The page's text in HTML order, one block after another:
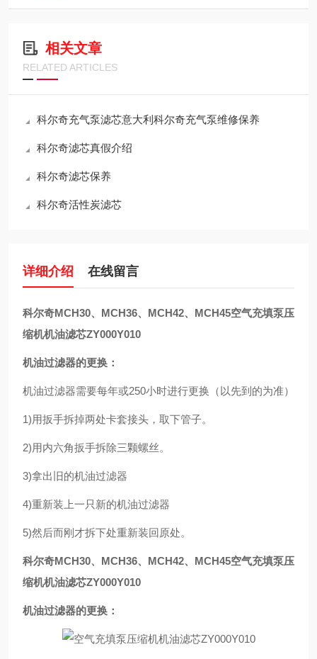
相关文章
RELATED ARTICLES
科尔奇充气泵滤芯意大利科尔奇充气泵维修保养
科尔奇滤芯真假介绍
科尔奇滤芯保养
科尔奇活性炭滤芯
详细介绍 在线留言
科尔奇MCH30、MCH36、MCH42、MCH45空气充填泵压
缩机机油滤芯ZY000Y010
机油过滤器的更换：
机油过滤器需要每年或250小时进行更换（以先到的为准）
1)用扳手拆掉两处卡套接头，取下管子。
2)用内六角扳手拆除三颗螺丝。
3)拿出旧的机油过滤器
4)重新装上一只新的机油过滤器
5)然后而刚才拆下处重新装回原处。
科尔奇MCH30、MCH36、MCH42、MCH45空气充填泵压
缩机机油滤芯ZY000Y010
机油过滤器的更换：